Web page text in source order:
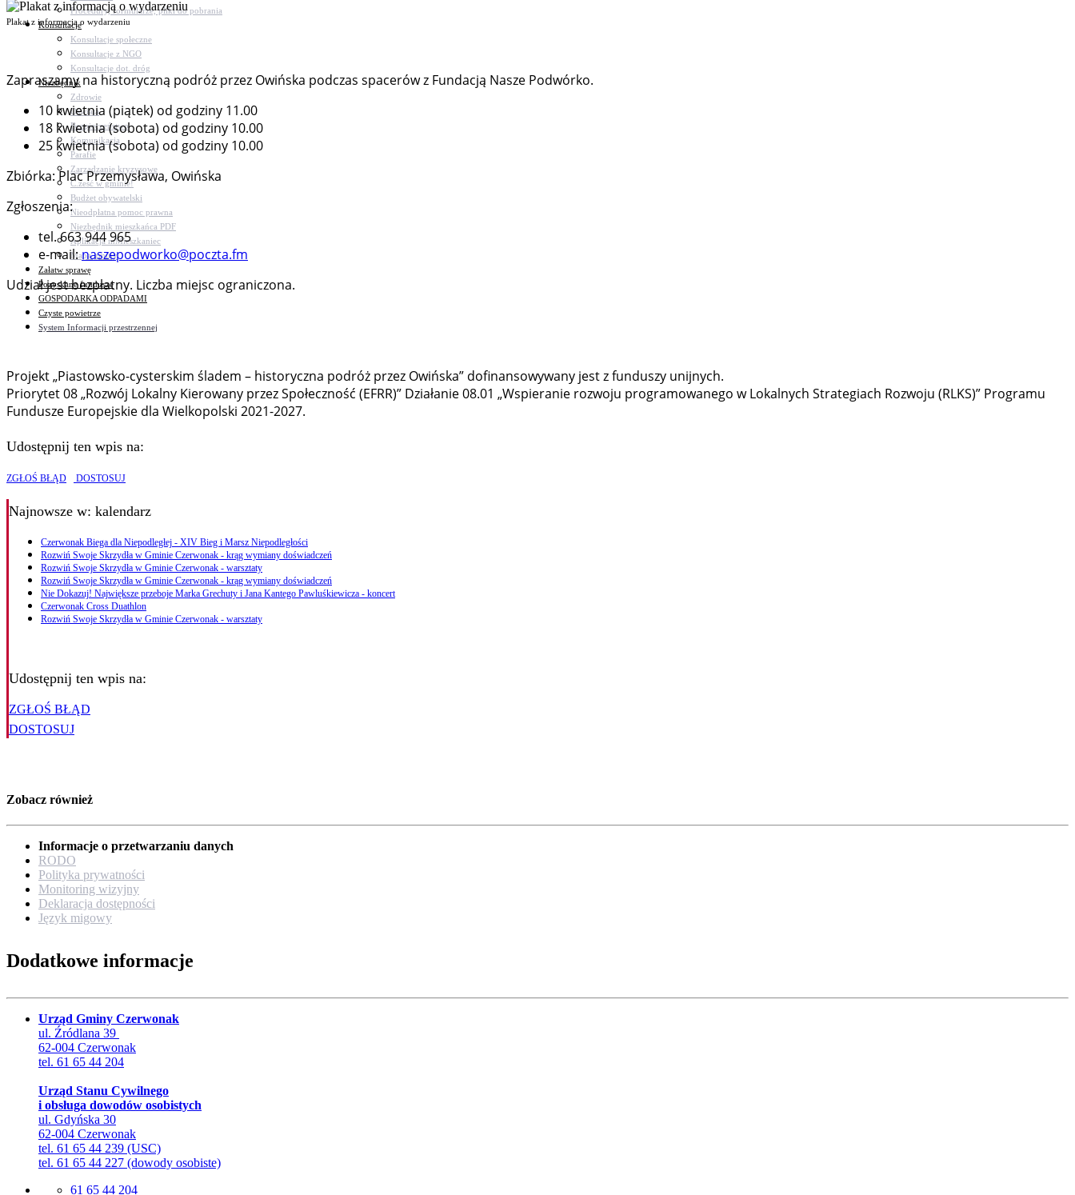
Procedury, formularze, pliki do pobrania
Konsultacje
Konsultacje społeczne
Konsultacje z NGO
Konsultacje dot. dróg
Niezbędnik
Zdrowie
Oświata
Bezpieczeństwo
Komunikacja
Parafie
Zarządzanie kryzysowe
C.ześć w gminie!
Budżet obywatelski
Nieodpłatna pomoc prawna
Niezbędnik mieszkańca PDF
Aplikacja mMieszkaniec
Mapa gminy
Załatw sprawę
Pozyskane fundusze
GOSPODARKA ODPADAMI
Czyste powietrze
System Informacji przestrzennej
Plakat z informacją o wydarzeniu
Zapraszamy na historyczną podróż przez Owińska podczas spacerów z Fundacją Nasze Podwórko.
10 kwietnia (piątek) od godziny 11.00
18 kwietnia (sobota) od godziny 10.00
25 kwietnia (sobota) od godziny 10.00
Zbiórka: Plac Przemysława, Owińska
Zgłoszenia:
tel. 663 944 965
e-mail:naszepodworko@poczta.fm
Udział jest bezpłatny. Liczba miejsc ograniczona.
Projekt „Piastowsko-cysterskim śladem – historyczna podróż przez Owińska” dofinansowywany jest z funduszy unijnych.
Priorytet 08 „Rozwój Lokalny Kierowany przez Społeczność (EFRR)” Działanie 08.01 „Wspieranie rozwoju programowanego w Lokalnych Strategiach Rozwoju (RLKS)” Programu
Fundusze Europejskie dla Wielkopolski 2021-2027.
Udostępnij ten wpis na:
ZGŁOŚ BŁĄD DOSTOSUJ
Najnowsze w: kalendarz
Czerwonak Biega dla Niepodległej - XIV Bieg i Marsz Niepodległości
Rozwiń Swoje Skrzydła w Gminie Czerwonak - krąg wymiany doświadczeń
Rozwiń Swoje Skrzydła w Gminie Czerwonak - warsztaty
Rozwiń Swoje Skrzydła w Gminie Czerwonak - krąg wymiany doświadczeń
Nie Dokazuj! Największe przeboje Marka Grechuty i Jana Kantego Pawluśkiewicza - koncert
Czerwonak Cross Duathlon
Rozwiń Swoje Skrzydła w Gminie Czerwonak - warsztaty
Udostępnij ten wpis na:
ZGŁOŚ BŁĄD
DOSTOSUJ
Zobacz również
Informacje o przetwarzaniu danych
RODO
Polityka prywatności
Monitoring wizyjny
Deklaracja dostępności
Język migowy
Dodatkowe informacje
Urząd Gminy Czerwonak
ul. Źródlana 39
62-004 Czerwonak
tel. 61 65 44 204
Urząd Stanu Cywilnego
i obsługa dowodów osobistych
ul. Gdyńska 30
62-004 Czerwonak
tel. 61 65 44 239 (USC)
tel. 61 65 44 227 (dowody osobiste)
61 65 44 204